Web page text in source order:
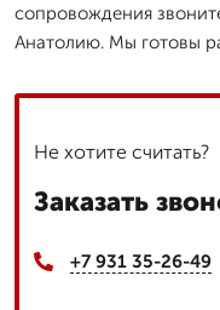
сопровождения
Анатолию. Мы готовы
Не хотите считать?
Заказать
+7 931 35-26-49